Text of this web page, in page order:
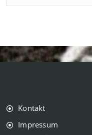
Kontakt
Impressum